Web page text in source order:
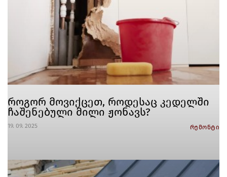
როგორ მოვიქცეთ, როდესაც კედელში
ჩაშენებული მილი ჟონავს?
19. 09. 2025 რემონტი